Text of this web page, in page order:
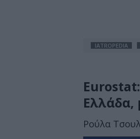
IATROPEDIA
Ελλάδα,
Ρούλα